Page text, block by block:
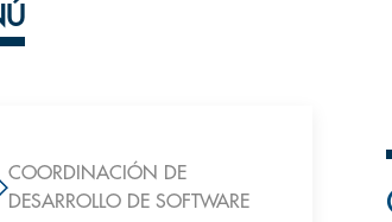
COORDINACIÓN DE
DESARROLLO DE SOFTWARE